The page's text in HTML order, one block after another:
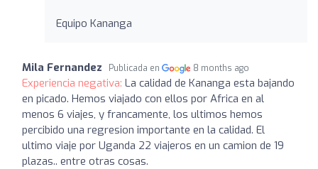
Equipo Kananga
Mila Fernandez Publicada en 8 months ago
Experiencia negativa: La calidad de Kananga esta bajando
en picado. Hemos viajado con ellos por Africa en al
menos 6 viajes, y francamente, los ultimos hemos
percibido una regresion importante en la calidad. El
ultimo viaje por Uganda 22 viajeros en un camion de 19
plazas.. entre otras cosas.